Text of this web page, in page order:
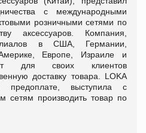
с международными
розничными сетями по
аксессуаров. Компания,
в США, Германии,
Европе, Израиле и
для своих клиентов
доставку товара. LOKA
предоплате, выступила с
сетям производить товар по